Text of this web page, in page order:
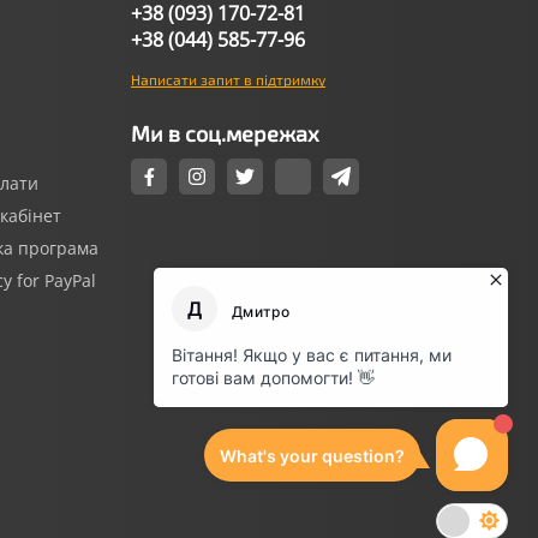
програма
for PayPal
+38 (093) 170-72-81
+38 (044) 585-77-96
Написати запит в підтримку
Ми в соц.мережах